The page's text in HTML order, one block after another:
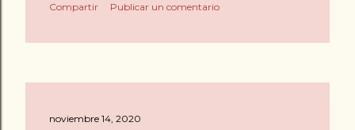
Compartir Publicar un comentario
noviembre 14, 2020